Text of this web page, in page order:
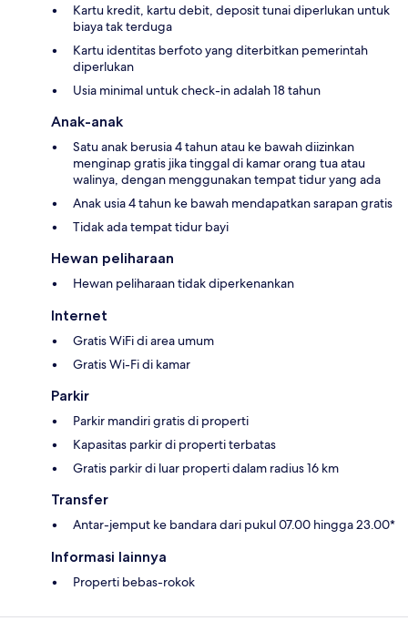
Kartu kredit, kartu debit, deposit tunai diperlukan untuk
biaya tak terduga
Kartu identitas berfoto yang diterbitkan pemerintah
diperlukan
Usia minimal untuk check-in adalah 18 tahun
Anak-anak
Satu anak berusia 4 tahun atau ke bawah diizinkan
menginap gratis jika tinggal di kamar orang tua atau
walinya, dengan menggunakan tempat tidur yang ada
Anak usia 4 tahun ke bawah mendapatkan sarapan gratis
Tidak ada tempat tidur bayi
Hewan peliharaan
Hewan peliharaan tidak diperkenankan
Internet
Gratis WiFi di area umum
Gratis Wi-Fi di kamar
Parkir
Parkir mandiri gratis di properti
Kapasitas parkir di properti terbatas
Gratis parkir di luar properti dalam radius 16 km
Transfer
Antar-jemput ke bandara dari pukul 07.00 hingga 23.00*
Informasi lainnya
Properti bebas-rokok